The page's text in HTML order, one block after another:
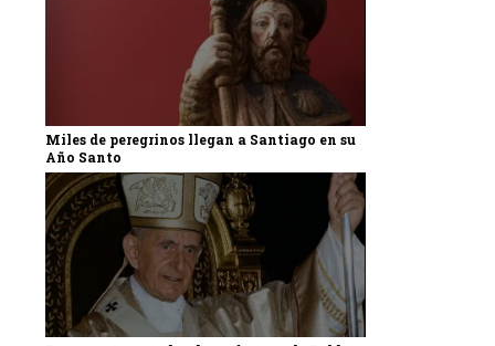
Miles de peregrinos llegan a Santiago en su
Año Santo